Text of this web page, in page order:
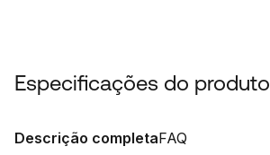
Especificações do produto
Descrição completaFAQ